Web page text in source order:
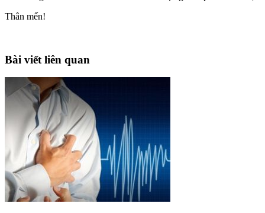
Thân mến!
Bài viết liên quan